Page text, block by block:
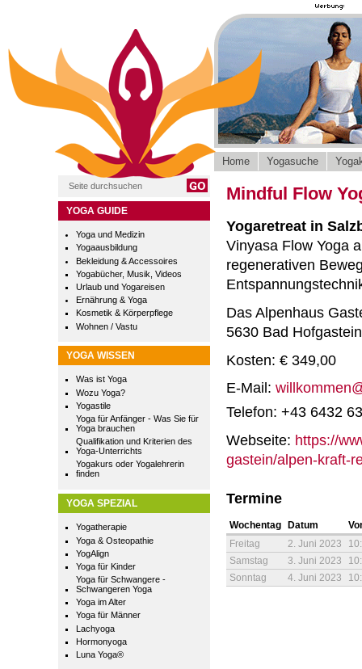
YOGA GUIDE
Yoga und Medizin
Yogaausbildung
Bekleidung & Accessoires
Yogabücher, Musik, Videos
Urlaub und Yogareisen
Ernährung & Yoga
Kosmetik & Körperpflege
Wohnen / Vastu
YOGA WISSEN
Was ist Yoga
Wozu Yoga?
Yogastile
Yoga für Anfänger - Was Sie für
Yoga brauchen
Qualifikation und Kriterien des
Yoga-Unterrichts
Yogakurs oder Yogalehrerin
finden
YOGA SPEZIAL
Yogatherapie
Yoga & Osteopathie
YogAlign
Yoga für Kinder
Yoga für Schwangere -
Schwangeren Yoga
Yoga im Alter
Yoga für Männer
Lachyoga
Hormonyoga
Luna Yoga®
Home Yogasuche
Mindful Flow
Yogaretreat in
Vinyasa Flow Yoga
regenerativen
Das Alpenhaus
5630 Bad
Kosten: € 349,00
E-Mail:
Telefon: +43 6432
Webseite: https://
gastein/alpen-kraft-
Termine
Wochentag Datum
Freitag
2. Juni 2023
Samstag
3. Juni 2023
Sonntag
4. Juni 2023